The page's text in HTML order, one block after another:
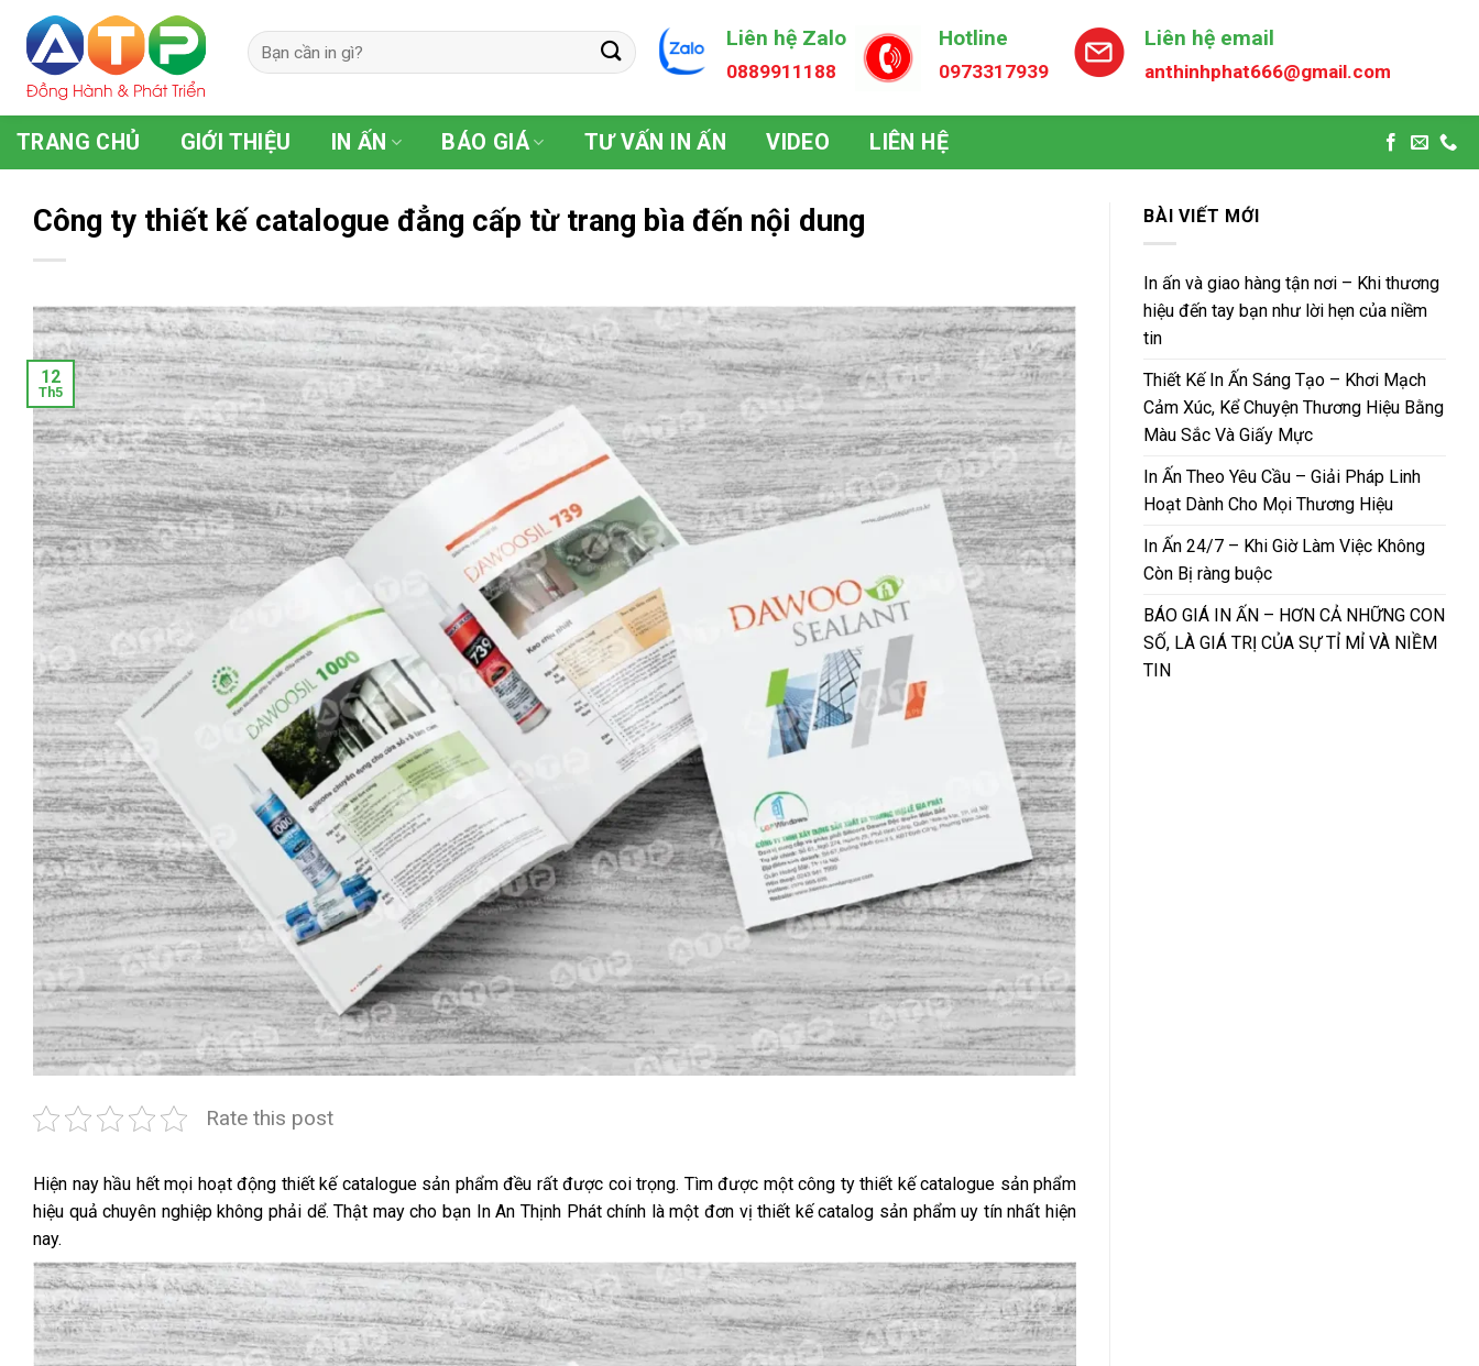
content
Liên hệ Zalo
0889911188
Hotline
0973317939
Liên hệ email
anthinhphat666@gmail.com
TRANG CHỦ GIỚI THIỆU IN ẤN BÁO GIÁ TƯ VẤN IN ẤN VIDEO LIÊN HỆ
Công ty thiết kế catalogue đẳng cấp từ trang bìa đến nội dung
12
Th5
Rate this post
Hiện nay hầu hết mọi hoạt động thiết kế catalogue sản phẩm đều rất được coi trọng. Tìm được một công ty thiết kế catalogue sản phẩm
hiệu quả chuyên nghiệp không phải dể. Thật may cho bạn In An Thịnh Phát chính là một đơn vị thiết kế catalog sản phẩm uy tín nhất hiện
nay.
BÀI VIẾT MỚI
In ấn và giao hàng tận nơi – Khi thương
hiệu đến tay bạn như lời hẹn của niềm
tin
Thiết Kế In Ấn Sáng Tạo – Khơi Mạch
Cảm Xúc, Kể Chuyện Thương Hiệu Bằng
Màu Sắc Và Giấy Mực
In Ấn Theo Yêu Cầu – Giải Pháp Linh
Hoạt Dành Cho Mọi Thương Hiệu
In Ấn 24/7 – Khi Giờ Làm Việc Không
Còn Bị ràng buộc
BÁO GIÁ IN ẤN – HƠN CẢ NHỮNG CON
SỐ, LÀ GIÁ TRỊ CỦA SỰ TỈ MỈ VÀ NIỀM
TIN